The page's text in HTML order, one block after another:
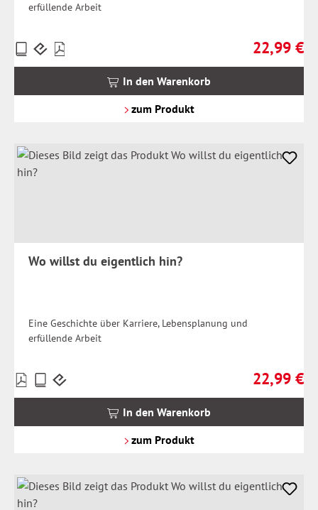
erfüllende Arbeit
Regulärer
22,99 €
Preise
inkl.
In den Warenkorb
zum Produkt
Wo willst du eigentlich hin?
Eine Geschichte über Karriere, Lebensplanung und
erfüllende Arbeit
Regulärer
22,99 €
Preise
inkl.
In den Warenkorb
zum Produkt